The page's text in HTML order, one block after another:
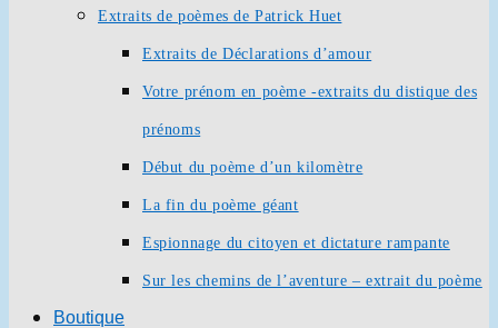
Extraits de poèmes de Patrick Huet
Extraits de Déclarations d’amour
Votre prénom en poème -extraits du distique des
prénoms
Début du poème d’un kilomètre
La fin du poème géant
Espionnage du citoyen et dictature rampante
Sur les chemins de l’aventure – extrait du poème
Boutique